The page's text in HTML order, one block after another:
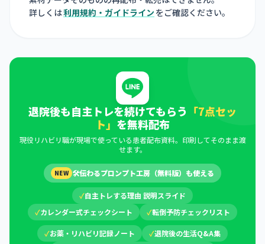
詳しくは利用規約・ガイドライン をご確認ください。
退院後も自主トレを続けてもらう 「7点セッ
ト」 を無料配布
現役リハビリ職が現場で使っている患者配布資料。印刷してそのまま渡
せます。
NEW 🛠伝わるプロンプト工房（無料版）も使える
✓自主トレする理由 説明スライド
✓カレンダー式チェックシート ✓転倒予防チェックリスト
✓お薬・リハビリ記録ノート ✓退院後の生活Q&A集